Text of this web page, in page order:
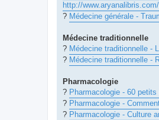
http://
? Médecine générale -
Médecine traditionnelle
? Médecine traditionnelle -
? Médecine traditionnelle -
Pharmacologie
? Pharmacologie - 60
? Pharmacologie -
? Pharmacologie - Culture